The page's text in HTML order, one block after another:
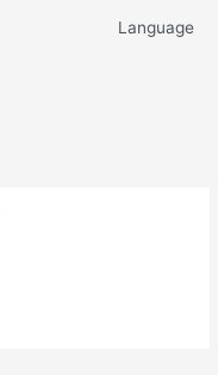
Language